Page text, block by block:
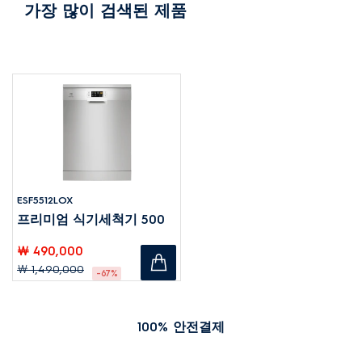
가장 많이 검색된 제품
ESF5512LOX
프리미엄 식기세척기 500
￦ 490,000
￦ 1,490,000 -67%
100% 안전결제